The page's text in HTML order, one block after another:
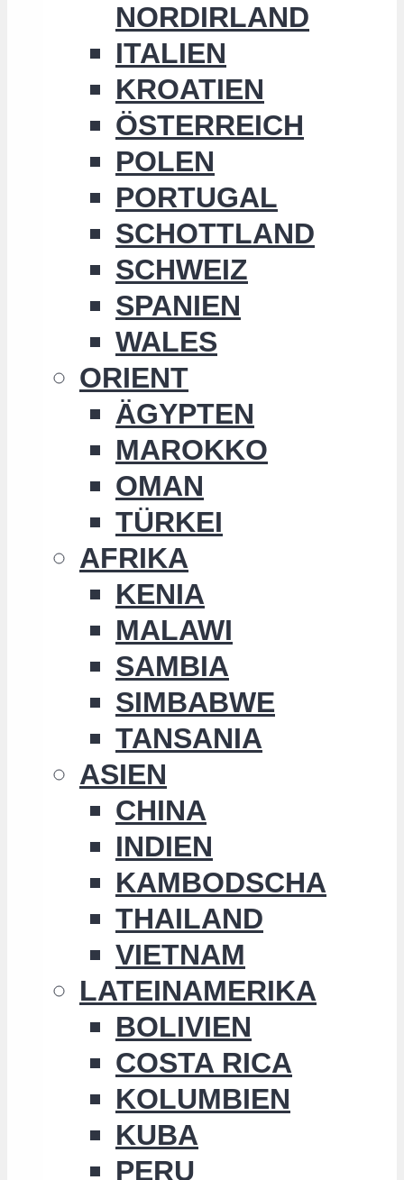
NORDIRLAND
ITALIEN
KROATIEN
ÖSTERREICH
POLEN
PORTUGAL
SCHOTTLAND
SCHWEIZ
SPANIEN
WALES
ORIENT
ÄGYPTEN
MAROKKO
OMAN
TÜRKEI
AFRIKA
KENIA
MALAWI
SAMBIA
SIMBABWE
TANSANIA
ASIEN
CHINA
INDIEN
KAMBODSCHA
THAILAND
VIETNAM
LATEINAMERIKA
BOLIVIEN
COSTA RICA
KOLUMBIEN
KUBA
PERU